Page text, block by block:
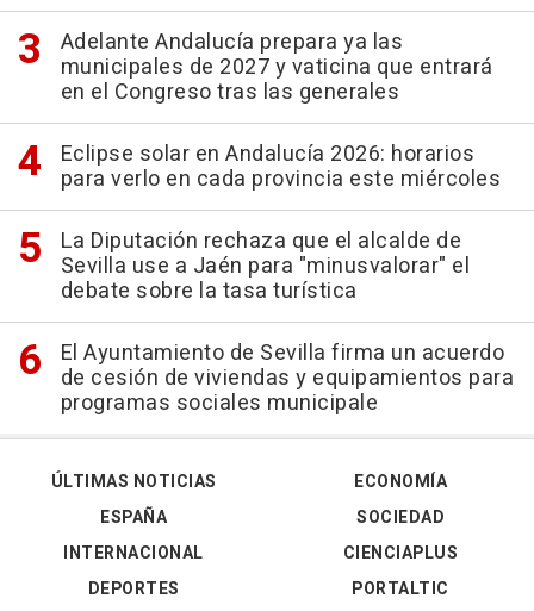
Adelante Andalucía prepara ya las
municipales de 2027 y vaticina que entrará
en el Congreso tras las generales
Eclipse solar en Andalucía 2026: horarios
para verlo en cada provincia este miércoles
La Diputación rechaza que el alcalde de
Sevilla use a Jaén para "minusvalorar" el
debate sobre la tasa turística
El Ayuntamiento de Sevilla firma un acuerdo
de cesión de viviendas y equipamientos para
programas sociales municipale
ÚLTIMAS NOTICIAS
ESPAÑA
INTERNACIONAL
DEPORTES
ECONOMÍA
SOCIEDAD
CIENCIAPLUS
PORTALTIC